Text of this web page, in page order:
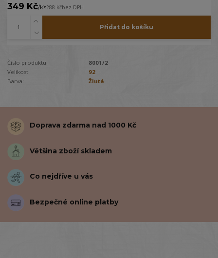
349 Kč/Ks288 Kčbez DPH
Přidat do košíku
Číslo produktu:
8001/2
Velikost:
92
Barva:
Žlutá
Doprava zdarma nad 1000 Kč
Většina zboží skladem
Co nejdříve u vás
Bezpečné online platby